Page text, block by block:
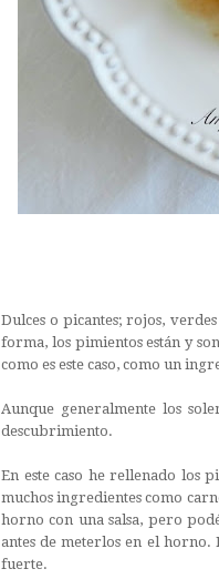
Dulces o picantes; rojos,
forma, los pimientos están y
como es este caso, como un
Aunque generalmente los
descubrimiento.
En este caso he rellenado los
muchos ingredientes como
horno con una salsa, pero
antes de meterlos en el horno.
fuerte.